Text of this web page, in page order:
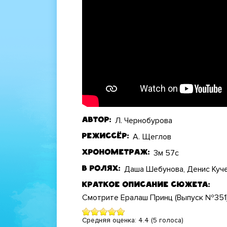
Автор Л. Чернобурова
Режиссёр А. Щеглов
Хронометраж 3м 57с
В ролях Даша Шебунова, Денис
Краткое описание сюжета
Смотрите Ералаш Принц (Выпуск
Средняя оценка: 4.4 (5 голоса)